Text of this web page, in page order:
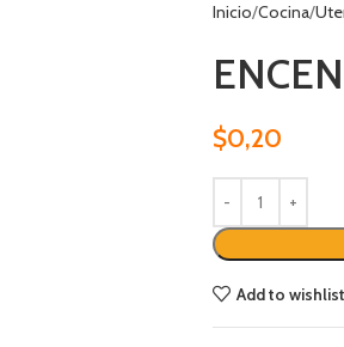
Inicio Cocina
$0,20
Add to wishlist